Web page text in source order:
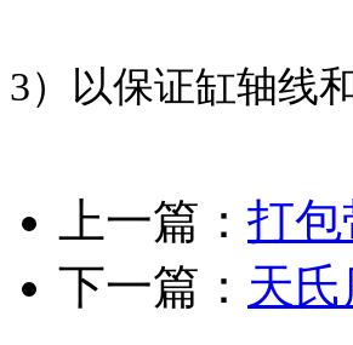
3）以保证缸轴线
上一篇： 打
下一篇： 天